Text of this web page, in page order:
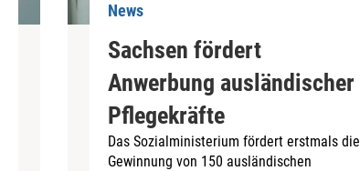
News
Sachsen fördert
Anwerbung ausländischer
Pflegekräfte
Das Sozialministerium fördert erstmals die
Gewinnung von 150 ausländischen